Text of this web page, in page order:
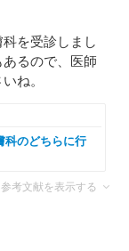
を受診しまし
るので、医師
ね。
科のどちらに行
考文献を表示する